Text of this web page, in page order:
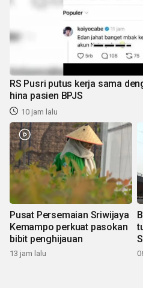
RS Pusri putus kerja sama
hina pasien BPJS
10 jam lalu
Pusat Persemaian Sriwijaya
Kemampo perkuat pasokan
bibit penghijauan
13 jam lalu